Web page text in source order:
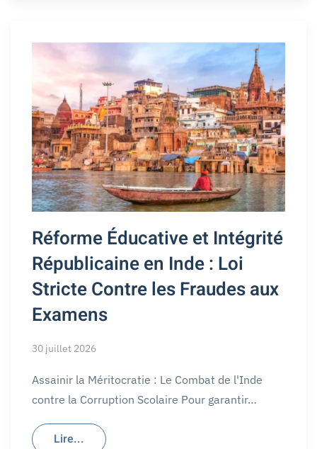
Réforme Éducative et Intégrité
Républicaine en Inde : Loi
Stricte Contre les Fraudes aux
Examens
30 juillet 2026
Assainir la Méritocratie : Le Combat de l'Inde
contre la Corruption Scolaire Pour garantir…
Lire...